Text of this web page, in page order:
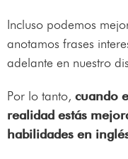
Incluso podemos
anotamos frases
adelante en nuestro
Por lo tanto, cuando
realidad estás
habilidades en